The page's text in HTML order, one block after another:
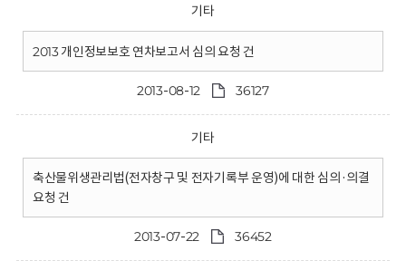
기타
2013 개인정보보호 연차보고서 심의 요청 건
2013-08-12 36127
기타
축산물위생관리법(전자창구 및 전자기록부 운영)에 대한 심의·의결
요청 건
2013-07-22 36452